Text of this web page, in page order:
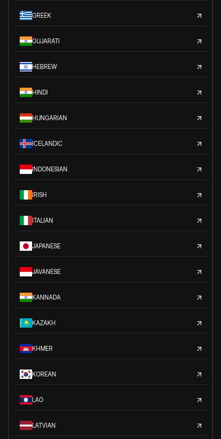
GREEK
GUJARATI
HEBREW
HINDI
HUNGARIAN
ICELANDIC
INDONESIAN
IRISH
ITALIAN
JAPANESE
JAVANESE
KANNADA
KAZAKH
KHMER
KOREAN
LAO
LATVIAN